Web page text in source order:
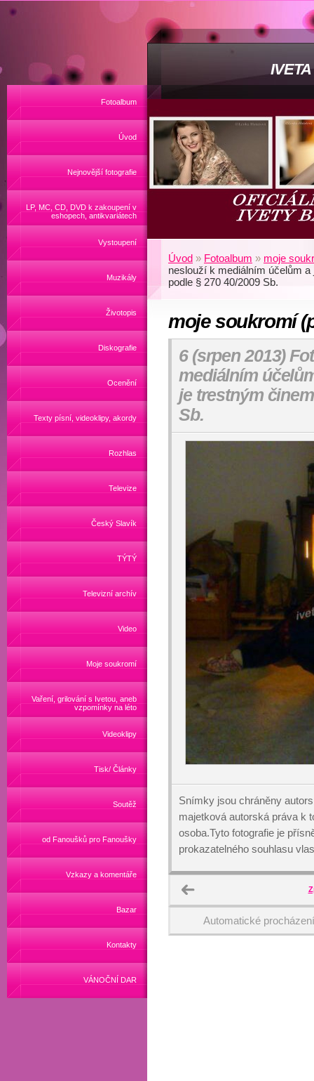
Fotoalbum
Úvod
Nejnovější fotografie
LP, MC, CD, DVD k zakoupení v
eshopech, antikvariátech
Vystoupení
Muzikály
Životopis
Diskografie
Ocenění
Texty písní, videoklipy, akordy
Rozhlas
Televize
Český Slavík
TÝTÝ
Televizní archív
Video
Moje soukromí
Vaření, grilování s Ivetou, aneb
vzpomínky na léto
Videoklipy
Tisk/ Články
Soutěž
od Fanoušků pro Fanoušky
Vzkazy a komentáře
Bazar
Kontakty
VÁNOČNÍ DAR
Úvod » Fotoalbum » moje
neslouží k mediálním účelům
podle § 270 40/2009 Sb.
moje soukromí
6 (srpen 2013)
mediálním
je trestným
Sb.
Snímky jsou chráněny
majetková autorská práva k
osoba.Tyto fotografie je
prokazatelného souhlasu
Automatické